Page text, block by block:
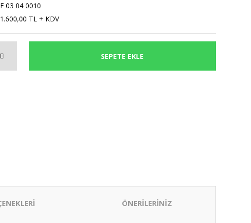
03 04 0010
TL + KDV
SEPETE EKLE
ÖNERİLERİNİZ